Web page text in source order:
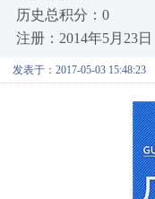
历史总积分：0
注册：2014年5月23日
发表于：2017-05-03 15:48:23